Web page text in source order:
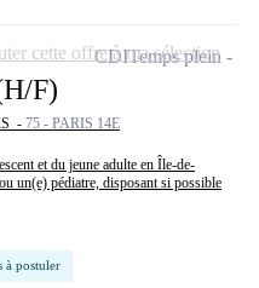
F)
- 75 - PARIS 14E
et du jeune adulte en Île-de-
un(e) pédiatre, disposant si possible
à postuler
CDITemps plein
cette offre à ma sélection